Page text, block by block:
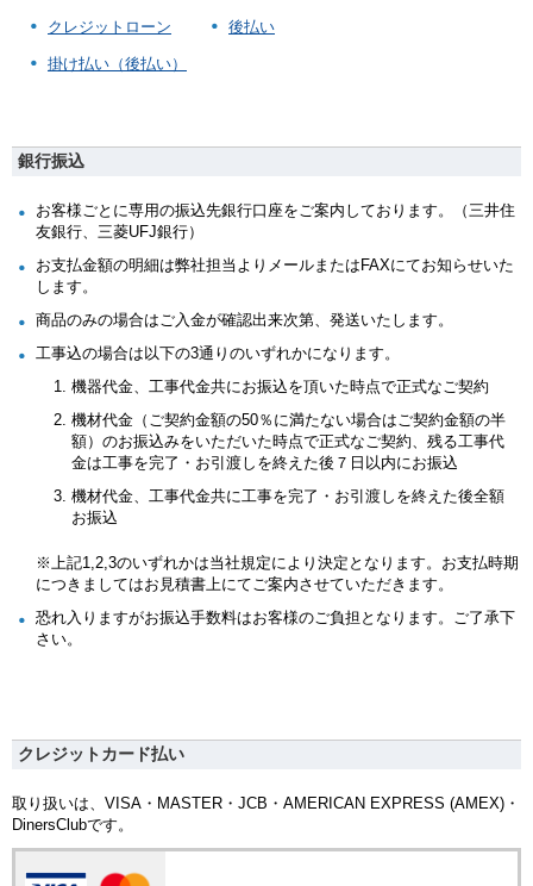
クレジットローン 後払い
掛け払い（後払い）
銀行振込
お客様ごとに専用の振込先銀行口座をご案内しております。（三井住
友銀行、三菱UFJ銀行）
お支払金額の明細は弊社担当よりメールまたはFAXにてお知らせいた
します。
商品のみの場合はご入金が確認出来次第、発送いたします。
工事込の場合は以下の3通りのいずれかになります。
機器代金、工事代金共にお振込を頂いた時点で正式なご契約
機材代金（ご契約金額の50％に満たない場合はご契約金額の半
額）のお振込みをいただいた時点で正式なご契約、残る工事代
金は工事を完了・お引渡しを終えた後７日以内にお振込
機材代金、工事代金共に工事を完了・お引渡しを終えた後全額
お振込
※上記1,2,3のいずれかは当社規定により決定となります。お支払時期
につきましてはお見積書上にてご案内させていただきます。
恐れ入りますがお振込手数料はお客様のご負担となります。ご了承下
さい。
クレジットカード払い
取り扱いは、VISA・MASTER・JCB・AMERICAN EXPRESS (AMEX)・
DinersClubです。